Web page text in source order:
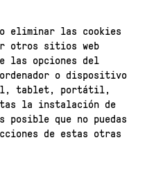
eliminar las cookies
otros sitios web
las opciones del
o dispositivo
tablet, portátil,
la instalación de
posible que no puedas
de estas otras